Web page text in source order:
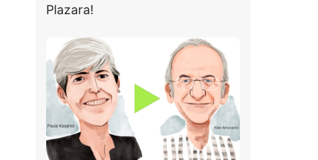
Plazara!